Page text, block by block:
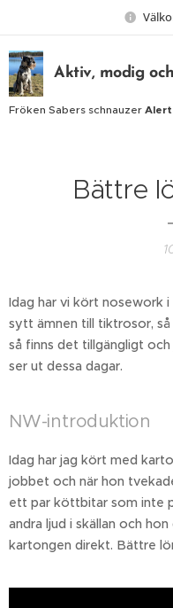
Aktiv, modig
Fröken Sabers schnauzer Alert
Bättre
Idag har vi kört nosework
sytt ämnen till tiktrosor,
så finns det tillgängligt
ser ut dessa dagar.
NW-introduktion
Idag har jag kört med
jobbet och när hon
ett par köttbitar som inte
andra ljud i skällan och
kartongen direkt. Bättre